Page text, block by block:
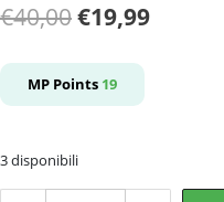
€40,00Il
originale
€40,00.
€19,99Il
MP Points 19
3 disponibili